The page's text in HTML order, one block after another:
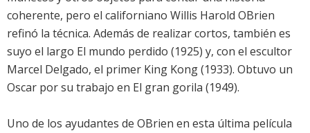
coherente, pero el californiano Willis Harold OBrien
refinó la técnica. Además de realizar cortos, también es
suyo el largo El mundo perdido (1925) y, con el escultor
Marcel Delgado, el primer King Kong (1933). Obtuvo un
Oscar por su trabajo en El gran gorila (1949).
Uno de los ayudantes de OBrien en esta última película